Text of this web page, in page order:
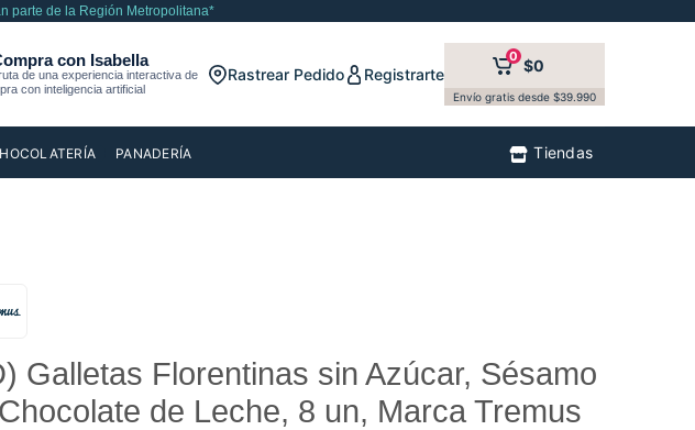
parte de la Región Metropolitana*
Rastrear Pedido Registrarte
0 $0
Envío gratis desde $39.990
PANADERÍA Tiendas
Galletas Florentinas sin Azúcar, Sésamo
de Leche, 8 un, Marca Tremus